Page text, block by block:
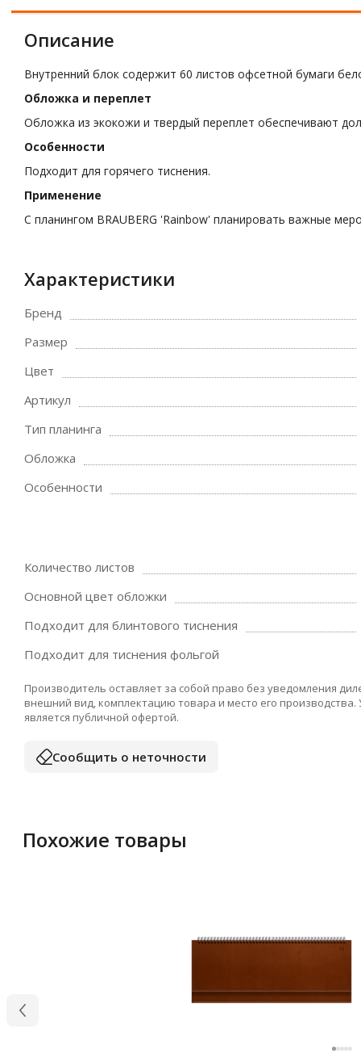
Описание
Внутренний блок содержит 60 листов офсетной бумаги
Обложка и переплет
Обложка из экокожи и твердый переплет обеспечивают
Особенности
Подходит для горячего тиснения.
Применение
С планингом BRAUBERG 'Rainbow' планировать важные
Характеристики
Бренд
Размер
Цвет
Артикул
Тип планинга
Обложка
Особенности
Количество листов
Основной цвет обложки
Подходит для блинтового тиснения
Подходит для тиснения фольгой
Производитель оставляет за собой право без уведомления
внешний вид, комплектацию товара и место его
является публичной офертой.
Сообщить о неточности
Похожие товары